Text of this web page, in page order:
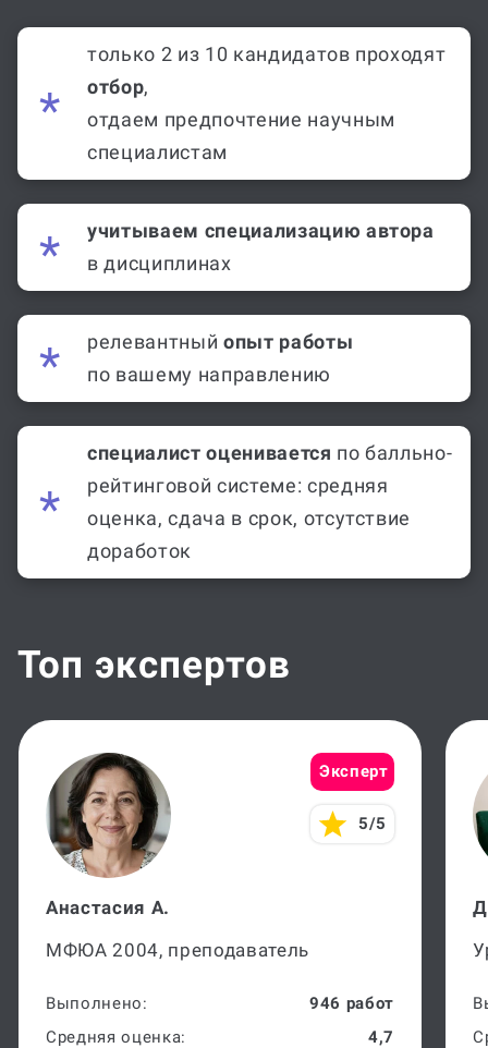
только 2 из 10 кандидатов проходят
отбор,
отдаем предпочтение научным
специалистам
учитываем специализацию автора
в дисциплинах
релевантный опыт работы
по вашему направлению
специалист оценивается по балльно-
рейтинговой системе: средняя
оценка, сдача в срок, отсутствие
доработок
Топ экспертов
Эксперт
5/5
Анастасия А.
МФЮА 2004, преподаватель
Выполнено:
946 работ
Средняя оценка:
4,7